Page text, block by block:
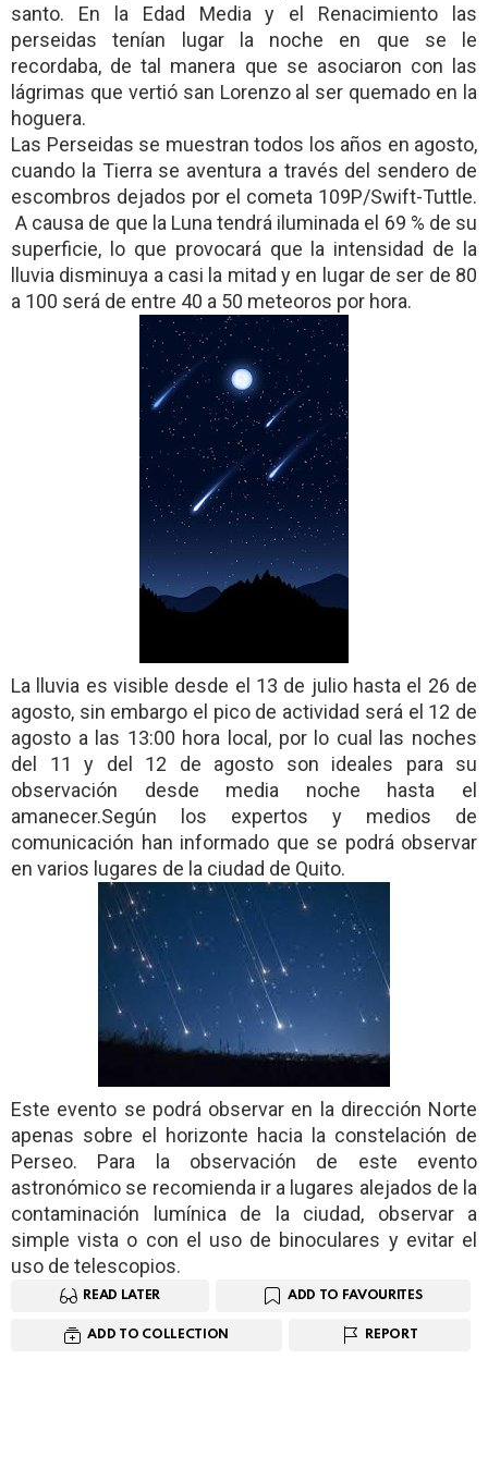
santo. En la Edad Media y el Renacimiento las
perseidas tenían lugar la noche en que se le
recordaba, de tal manera que se asociaron con las
lágrimas que vertió san Lorenzo al ser quemado en la
hoguera.
Las Perseidas se muestran todos los años en agosto,
cuando la Tierra se aventura a través del sendero de
escombros dejados por el cometa 109P/Swift-Tuttle.
A causa de que la Luna tendrá iluminada el 69 % de su
superficie, lo que provocará que la intensidad de la
lluvia disminuya a casi la mitad y en lugar de ser de 80
a 100 será de entre 40 a 50 meteoros por hora.
La lluvia es visible desde el 13 de julio hasta el 26 de
agosto, sin embargo el pico de actividad será el 12 de
agosto a las 13:00 hora local, por lo cual las noches
del 11 y del 12 de agosto son ideales para su
observación desde media noche hasta el
amanecer.Según los expertos y medios de
comunicación han informado que se podrá observar
en varios lugares de la ciudad de Quito.
Este evento se podrá observar en la dirección Norte
apenas sobre el horizonte hacia la constelación de
Perseo. Para la observación de este evento
astronómico se recomienda ir a lugares alejados de la
contaminación lumínica de la ciudad, observar a
simple vista o con el uso de binoculares y evitar el
uso de telescopios.
READ LATER ADD TO FAVOURITES
ADD TO COLLECTION REPORT